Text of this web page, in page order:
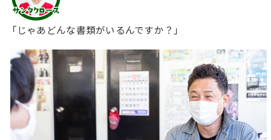
「じゃあどんな書類がいるんですか？」